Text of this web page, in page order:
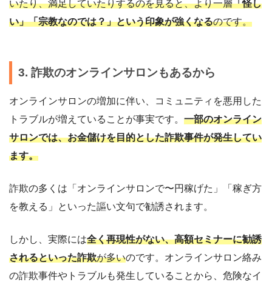
いたり、満足していたりするのを見ると、より一層「怪し
い」「宗教なのでは？」という印象が強くなるのです。
3. 詐欺のオンラインサロンもあるから
オンラインサロンの増加に伴い、コミュニティを悪用した
トラブルが増えていることが事実です。 一部のオンライン
サロンでは、お金儲けを目的とした詐欺事件が発生してい
ます。
詐欺の多くは「オンラインサロンで〜円稼げた」「稼ぎ方
を教える」といった謳い文句で勧誘されます。
しかし、実際には全く再現性がない、高額セミナーに勧誘
されるといった詐欺が多いのです。オンラインサロン絡み
の詐欺事件やトラブルも発生していることから、危険なイ